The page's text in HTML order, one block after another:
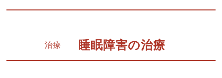
治療 睡眠障害の治療